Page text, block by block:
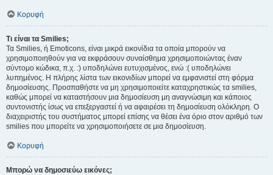
Κορυφή
Τι είναι τα Smilies;
Τα Smilies, ή Emoticons, είναι μικρά εικονίδια τα οποία μπορούν να
χρησιμοποιηθούν για να εκφράσουν συναίσθημα χρησιμοποιώντας έναν
σύντομο κώδικα, π.χ. :) υποδηλώνει ευτυχισμένος, ενώ :( υποδηλώνει
λυπημένος. Η πλήρης λίστα των εικονιδίων μπορεί να εμφανιστεί στη φόρμα
δημοσίευσης. Προσπαθήστε να μη χρησιμοποιείτε καταχρηστικώς τα smilies,
καθώς μπορεί να καταστήσουν μια δημοσίευση μη αναγνώσιμη και κάποιος
συντονιστής ίσως να επεξεργαστεί ή να αφαιρέσει τη δημοσίευση ολόκληρη. Ο
διαχειριστής του συστήματος μπορεί επίσης να θέσει ένα όριο στον αριθμό των
smilies που μπορείτε να χρησιμοποιήσετε σε μια δημοσίευση.
Κορυφή
Μπορώ να δημοσιεύω εικόνες;